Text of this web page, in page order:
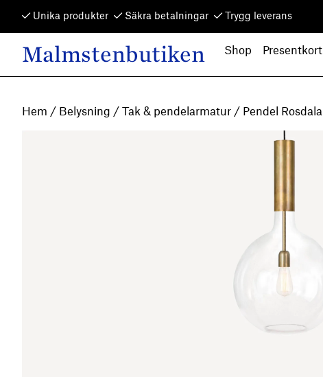
Unika produkter Säkra betalningar Trygg leverans
Main Navigation
Malmstenbutiken Shop Presentkort
Hem / Belysning / Tak & pendelarmatur / Pendel Rosdala